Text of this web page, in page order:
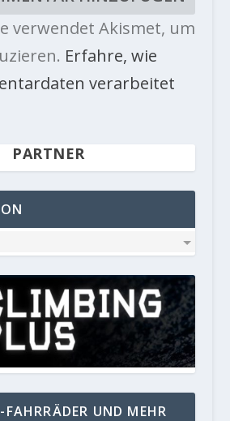
verwendet Akismet, um
Erfahre, wie
verarbeitet
PARTNER
FAHRRÄDER UND MEHR